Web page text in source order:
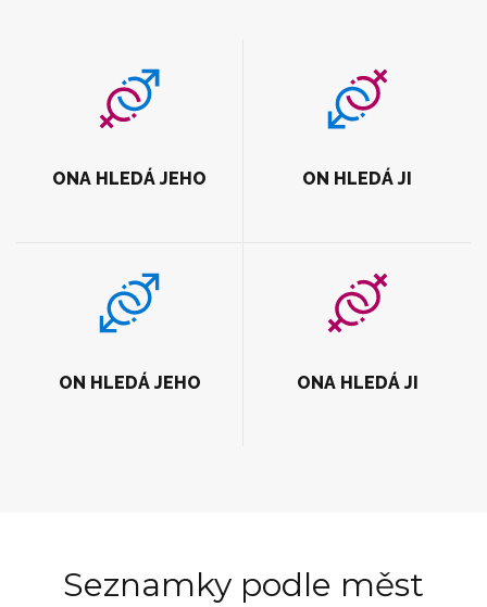
ONA HLEDÁ JEHO ON HLEDÁ JI
ON HLEDÁ JEHO ONA HLEDÁ JI
Seznamky podle měst